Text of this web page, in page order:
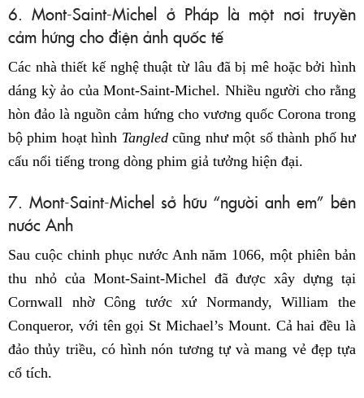
6. Mont-Saint-Michel ở Pháp là một nơi truyền
cảm hứng cho điện ảnh quốc tế
Các nhà thiết kế nghệ thuật từ lâu đã bị mê hoặc bởi hình
dáng kỳ ảo của Mont-Saint-Michel. Nhiều người cho rằng
hòn đảo là nguồn cảm hứng cho vương quốc Corona trong
bộ phim hoạt hình Tangledcũng như một số thành phố hư
cấu nổi tiếng trong dòng phim giả tưởng hiện đại.
7. Mont-Saint-Michel sở hữu “người anh em” bên
nước Anh
Sau cuộc chinh phục nước Anh năm 1066, một phiên bản
thu nhỏ của Mont-Saint-Michel đã được xây dựng tại
Cornwall nhờ Công tước xứ Normandy, William the
Conqueror, với tên gọi St Michael’s Mount. Cả hai đều là
đảo thủy triều, có hình nón tương tự và mang vẻ đẹp tựa
cổ tích.